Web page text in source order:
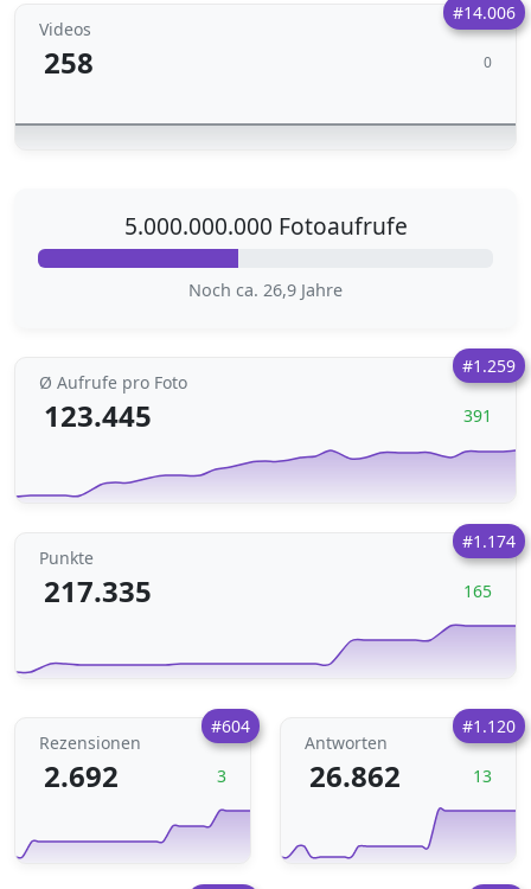
#14.006
Videos
258 0
5.000.000.000 Fotoaufrufe
Noch ca. 26,9 Jahre
#1.259
Ø Aufrufe pro Foto
123.445 391
#1.174
Punkte
217.335 165
#604
Rezensionen
2.692 3
#1.120
Antworten
26.862 13